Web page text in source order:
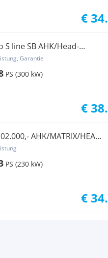
€
line SB AHK/Head-
Garantie
PS (300 kW)
€
AHK/MATRIX/HEAD-
PS (230 kW)
€